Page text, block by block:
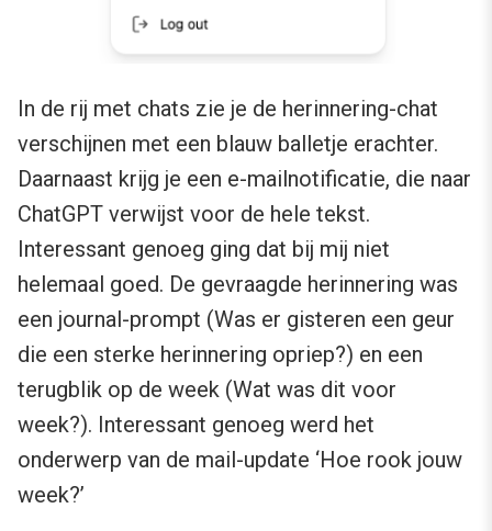
In de rij met chats zie je de herinnering-chat
verschijnen met een blauw balletje erachter.
Daarnaast krijg je een e-mailnotificatie, die naar
ChatGPT verwijst voor de hele tekst.
Interessant genoeg ging dat bij mij niet
helemaal goed. De gevraagde herinnering was
een journal-prompt (Was er gisteren een geur
die een sterke herinnering opriep?) en een
terugblik op de week (Wat was dit voor
week?). Interessant genoeg werd het
onderwerp van de mail-update ‘Hoe rook jouw
week?’